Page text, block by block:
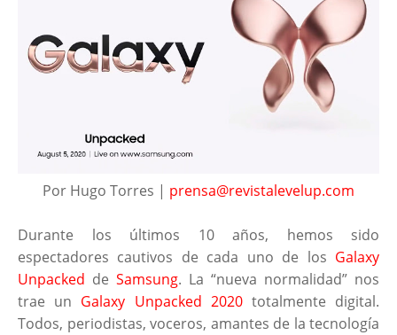
Por Hugo Torres | prensa@revistalevelup.com
Durante los últimos 10 años, hemos sido
espectadores cautivos de cada uno de los Galaxy
Unpacked de Samsung. La “nueva normalidad” nos
trae un Galaxy Unpacked 2020totalmente digital.
Todos, periodistas, voceros, amantes de la tecnología